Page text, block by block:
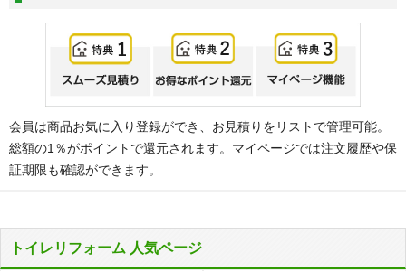
会員は商品お気に入り登録ができ、お見積りをリストで管理可能。
総額の1％がポイントで還元されます。マイページでは注文履歴や保
証期限も確認ができます。
トイレリフォーム 人気ページ